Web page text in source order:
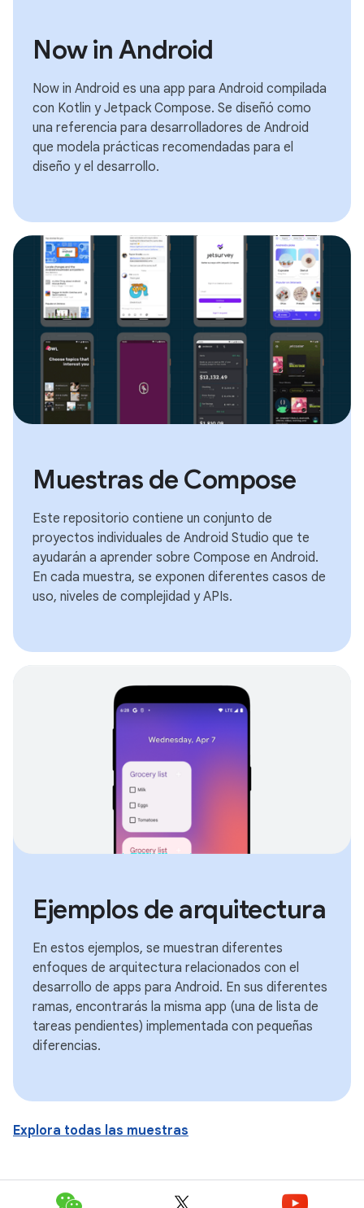
Now in Android
Now in Android es una app para Android compilada
con Kotlin y Jetpack Compose. Se diseñó como
una referencia para desarrolladores de Android
que modela prácticas recomendadas para el
diseño y el desarrollo.
Muestras de Compose
Este repositorio contiene un conjunto de
proyectos individuales de Android Studio que te
ayudarán a aprender sobre Compose en Android.
En cada muestra, se exponen diferentes casos de
uso, niveles de complejidad y APIs.
Ejemplos de arquitectura
En estos ejemplos, se muestran diferentes
enfoques de arquitectura relacionados con el
desarrollo de apps para Android. En sus diferentes
ramas, encontrarás la misma app (una de lista de
tareas pendientes) implementada con pequeñas
diferencias.
Explora todas las muestras